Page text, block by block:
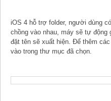
iOS 4 hỗ trợ folder, người dùng
chồng vào nhau, máy sẽ tự động
đặt tên sẽ xuất hiện. Để thêm
vào trong thư mục đã chọn.